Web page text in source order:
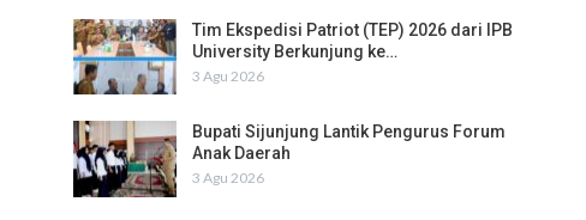
Tim Ekspedisi Patriot (TEP) 2026 dari IPB
University Berkunjung ke…
3 Agu 2026
Bupati Sijunjung Lantik Pengurus Forum
Anak Daerah
3 Agu 2026